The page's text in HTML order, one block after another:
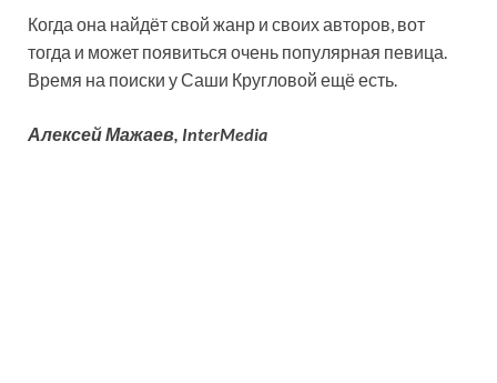
Когда она найдёт свой жанр и своих авторов, вот
тогда и может появиться очень популярная певица.
Время на поиски у Саши Кругловой ещё есть.
Алексей Мажаев, InterMedia